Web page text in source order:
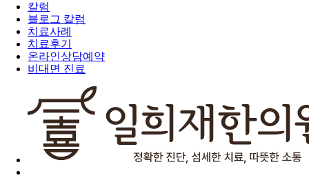
칼럼
블로그 칼럼
치료사례
치료후기
온라인상담예약
비대면 진료